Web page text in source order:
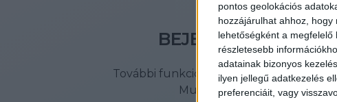
pontos geolokációs
hozzájárulhat ahhoz,
lehetőségként a
részletesebb
adatainak bizonyos
ilyen jellegű adatkezelés
preferenciáit, vagy
BEJELENTKEZÉS
További funkciók eléréséhez jelentkezz
Multi Job fiókodba!